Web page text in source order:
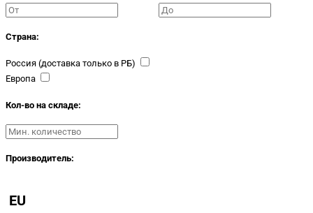
Страна:
Россия (доставка только в РБ)
Европа
Кол-во на складе:
Производитель:
EU